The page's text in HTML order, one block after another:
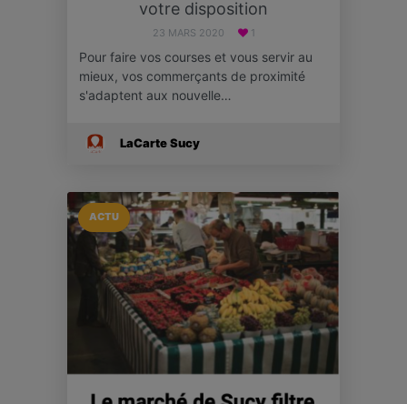
votre disposition
23 MARS 2020 1
Pour faire vos courses et vous servir au
mieux, vos commerçants de proximité
s'adaptent aux nouvelle…
LaCarte Sucy
ACTU